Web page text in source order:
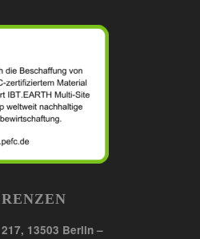
13503 Berlin –